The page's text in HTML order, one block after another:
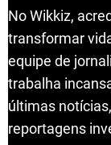
No Wikkiz,
transformar
equipe de
trabalha
últimas
reportagens